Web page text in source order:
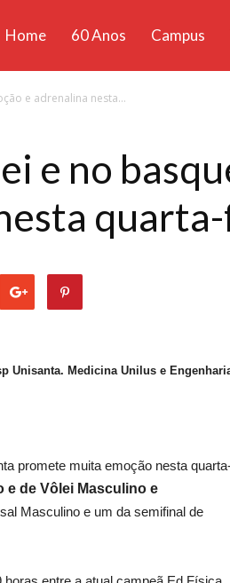
Home 60 Anos Campus
e adrenalina nesta...
e no
Unisanta. Medicina Unilus e
promete muita emoção nesta
e de Vôlei Masculino e
Masculino e um da semifinal de